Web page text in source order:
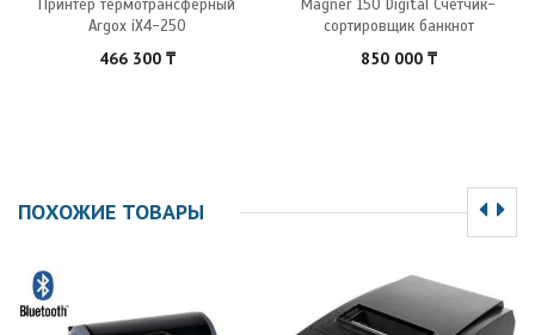
Принтер термотрансферный
Argox iX4-250
466 300 ₸
Magner 150 Digital Счетчик-
сортировщик банкнот
850 000 ₸
ПОХОЖИЕ ТОВАРЫ